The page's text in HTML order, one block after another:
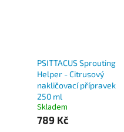
PSITTACUS Sprouting
Helper - Citrusový
nakličovací přípravek
250 ml
Skladem
789 Kč